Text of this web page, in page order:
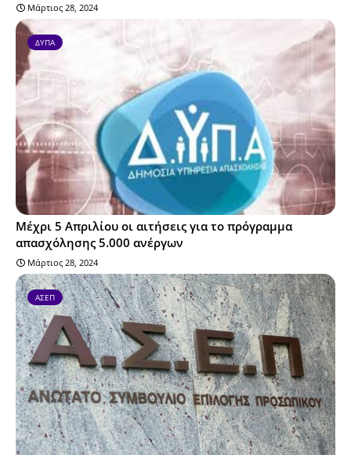
Μάρτιος 28, 2024
ΔΥΠΑ
Μέχρι 5 Απριλίου οι αιτήσεις για το πρόγραμμα
απασχόλησης 5.000 ανέργων
Μάρτιος 28, 2024
ΑΣΕΠ